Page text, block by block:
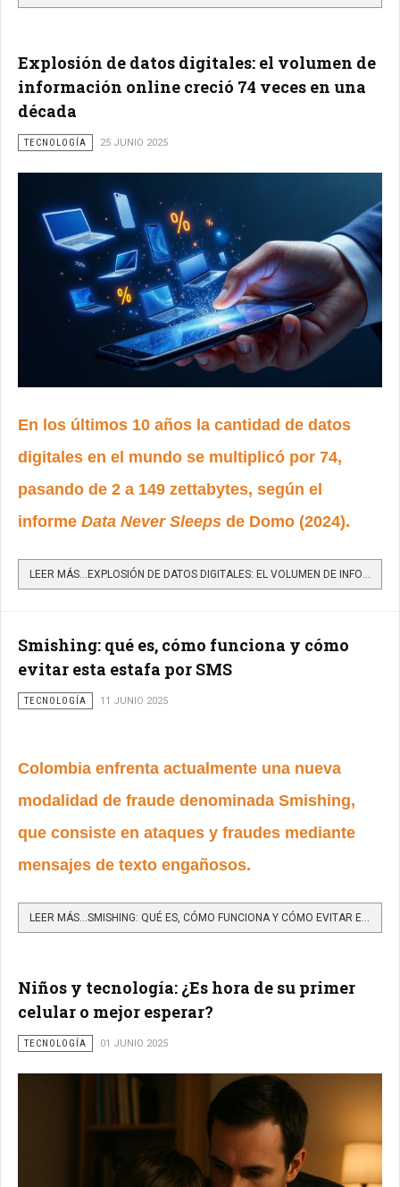
Explosión de datos digitales: el volumen de
información online creció 74 veces en una
década
TECNOLOGÍA 25 JUNIO 2025
En los últimos 10 años la cantidad de datos
digitales en el mundo se multiplicó por 74,
pasando de 2 a 149 zettabytes, según el
informe Data Never Sleeps de Domo (2024).
LEER MÁS…EXPLOSIÓN DE DATOS DIGITALES: EL VOLUMEN DE INFORMACIÓN ONLINE CRECIÓ 74 VECES EN UNA DÉCADA
Smishing: qué es, cómo funciona y cómo
evitar esta estafa por SMS
TECNOLOGÍA 11 JUNIO 2025
Colombia enfrenta actualmente una nueva
modalidad de fraude denominada Smishing,
que consiste en ataques y fraudes mediante
mensajes de texto engañosos.
LEER MÁS…SMISHING: QUÉ ES, CÓMO FUNCIONA Y CÓMO EVITAR ESTA ESTAFA POR SMS
Niños y tecnología: ¿Es hora de su primer
celular o mejor esperar?
TECNOLOGÍA 01 JUNIO 2025